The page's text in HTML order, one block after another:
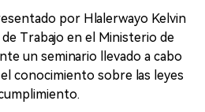
por Hlalerwayo Kelvin
Trabajo en el Ministerio de
un seminario llevado a cabo
conocimiento sobre las leyes